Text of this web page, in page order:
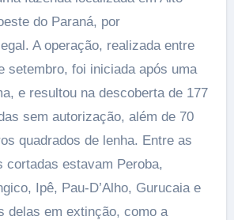
do Paraná, por
A operação, realizada entre
setembro, foi iniciada após uma
e resultou na descoberta de 177
sem autorização, além de 70
quadrados de lenha. Entre as
cortadas estavam Peroba,
Ipê, Pau-D’Alho, Gurucaia e
delas em extinção, como a